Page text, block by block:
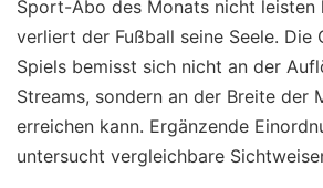
Sport-Abo des Monats nicht leisten
verliert der Fußball seine Seele. Die
Spiels bemisst sich nicht an der
Streams, sondern an der Breite der
erreichen kann. Ergänzende
untersucht vergleichbare